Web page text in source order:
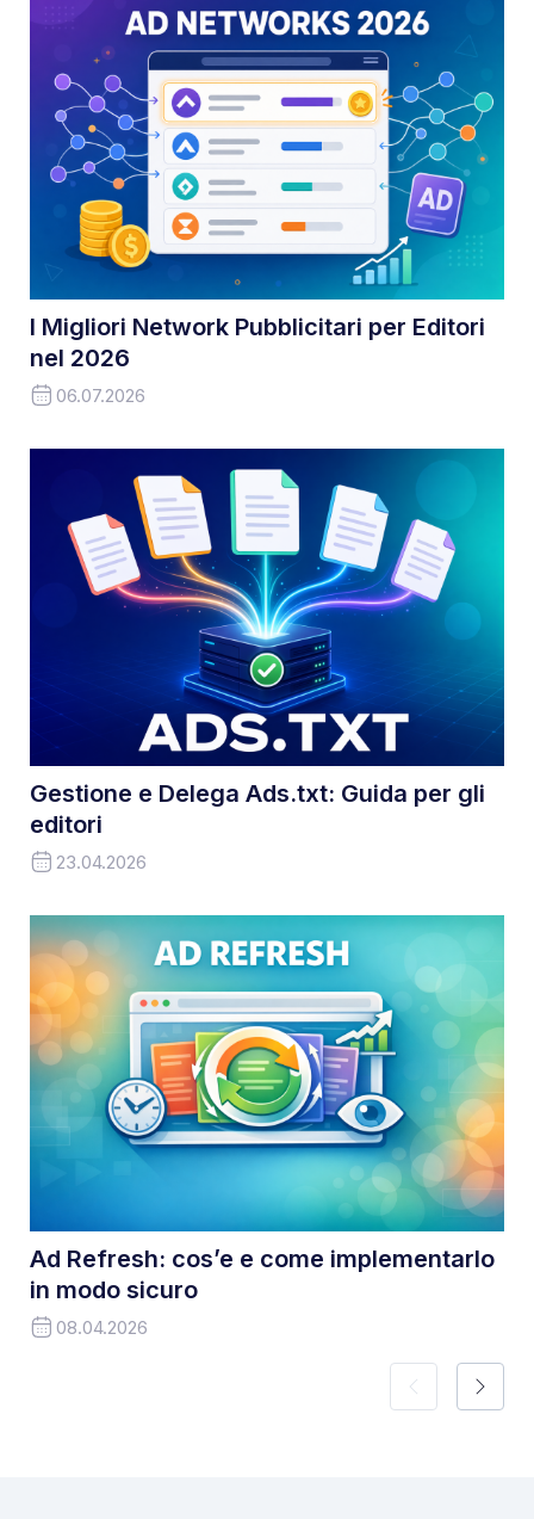
I Migliori Network Pubblicitari per Editori
nel 2026
06.07.2026
Gestione e Delega Ads.txt: Guida per gli
editori
23.04.2026
Ad Refresh: cos’e e come implementarlo
in modo sicuro
08.04.2026